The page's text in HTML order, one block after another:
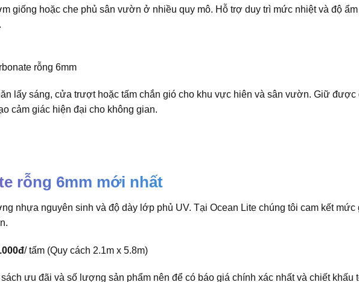
giống hoặc che phủ sân vườn ở nhiều quy mô. Hỗ trợ duy trì mức nhiệt và độ
lấy sáng, cửa trượt hoặc tấm chắn gió cho khu vực hiên và sân vườn. Giữ được
cảm giác hiện đại cho không gian.
rỗng 6mm mới nhất
nhựa nguyên sinh và độ dày lớp phủ UV. Tại Ocean Lite chúng tôi cam kết mức
/ tấm (Quy cách 2.1m x 5.8m)
ưu đãi và số lượng sản phẩm nên để có báo giá chính xác nhất và chiết khấu